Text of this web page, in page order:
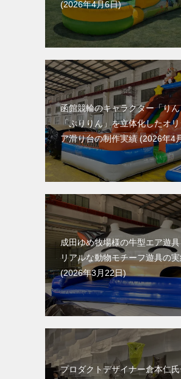
2026年4月6日
函館競輪のキャラクター「り
「ぷりりん」を立体化したオ
ア滑り台の制作実績 2026年4
成田ゆめ牧場様の牛型エア遊
リアルな動物モチーフ遊具の
2026年3月22日
プロダクトデザイナー倉本仁